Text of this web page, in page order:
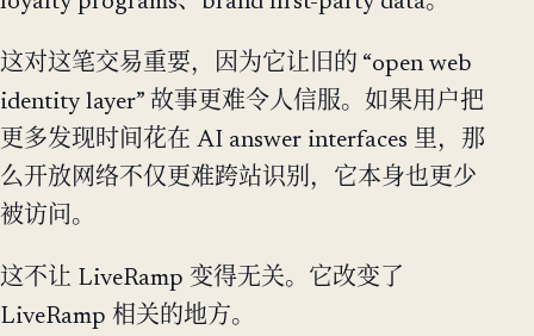
这对这笔交易重要，因为它让旧的 “open web
identity layer” 故事更难令人信服。如果用户把
更多发现时间花在 AI answer interfaces 里，那
么开放网络不仅更难跨站识别，它本身也更少
被访问。
这不让 LiveRamp 变得无关。它改变了
LiveRamp 相关的地方。